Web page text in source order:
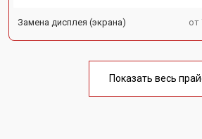
Замена дисплея (экрана) от
Показать весь